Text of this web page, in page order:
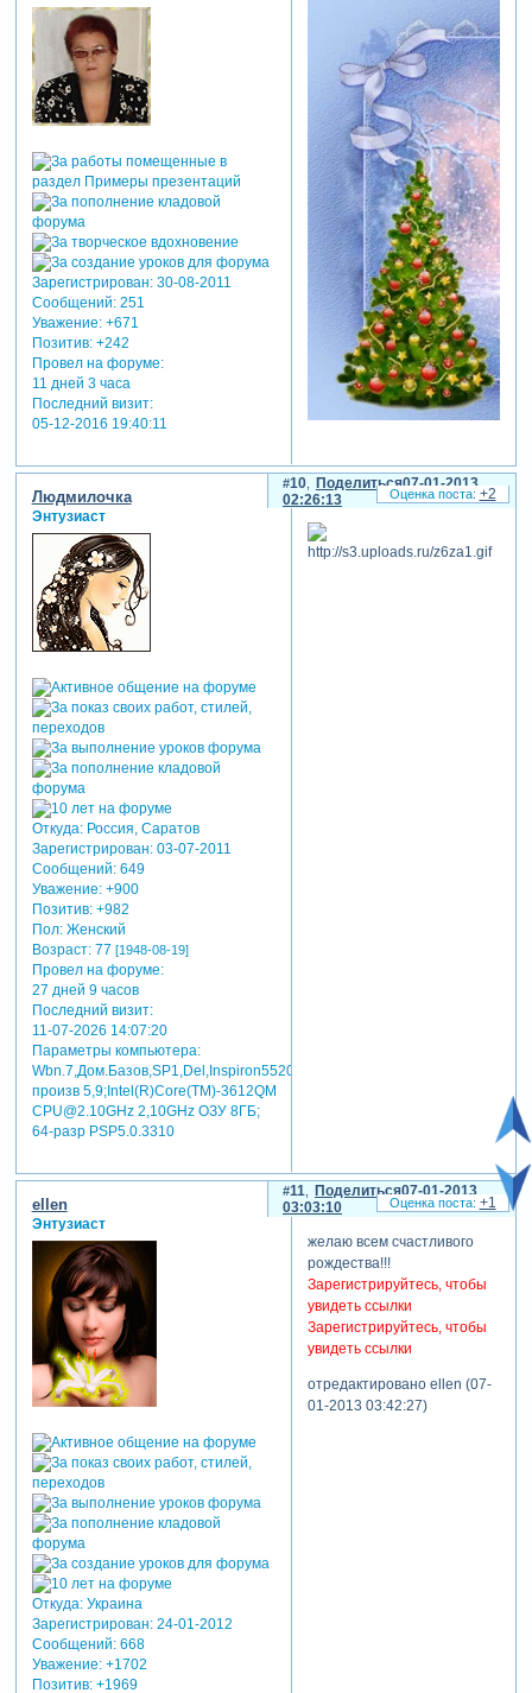
Зарегистрирован: 30-08-2011
Сообщений:251
Уважение: +671
Позитив: +242
Провел на форуме:
11 дней 3 часа
Последний визит:
05-12-2016 19:40:11
Поделиться
10
07-01-2013
02:26:13
Людмилочка
Энтузиаст
Откуда:Россия, Саратов
Зарегистрирован: 03-07-2011
Сообщений:649
Уважение: +900
Позитив: +982
Пол:Женский
Возраст:77 [1948-08-19]
Провел на форуме:
27 дней 9 часов
Последний визит:
11-07-2026 14:07:20
Параметры компьютера:
Wbn.7,Дом.Базов,SP1,Del,Inspiron5520,индекс
произв 5,9;Intel(R)Core(TM)-3612QM
CPU@2.10GHz 2,10GHz ОЗУ 8ГБ;
64-разр PSP5.0.3310
+2
Поделиться
11
07-01-2013
03:03:10
ellen
Энтузиаст
Откуда:Украина
Зарегистрирован: 24-01-2012
Сообщений:668
Уважение: +1702
Позитив: +1969
желаю всем счастливого
рождества!!!
Зарегистрируйтесь, чтобы
увидеть ссылки
Зарегистрируйтесь, чтобы
увидеть ссылки
отредактировано ellen (07-
01-2013 03:42:27)
+1